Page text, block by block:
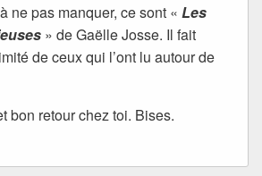
ne pas manquer, ce sont « Les
» de Gaëlle Josse. Il fait
de ceux qui l’ont lu autour de
bon retour chez toi. Bises.